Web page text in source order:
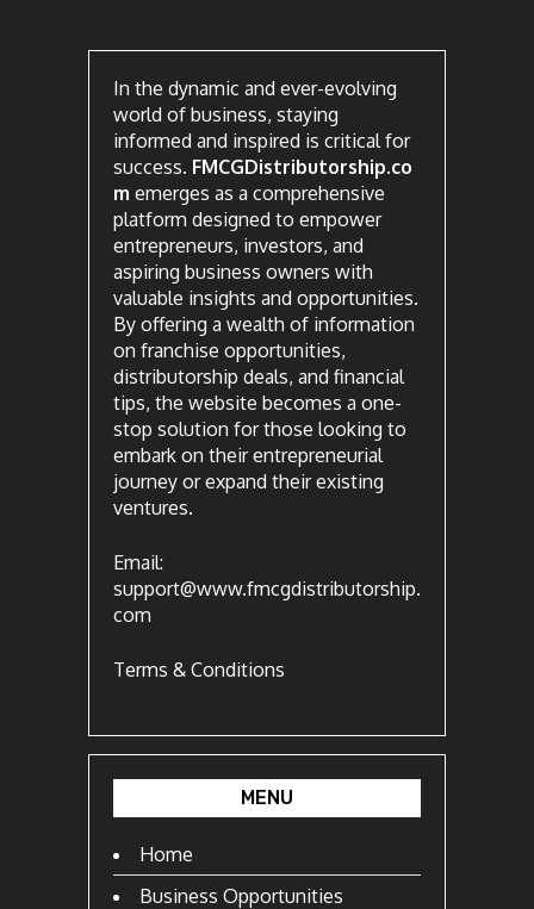
In the dynamic and ever-evolving
world of business, staying
informed and inspired is critical for
success. FMCGDistributorship.co
m emerges as a comprehensive
platform designed to empower
entrepreneurs, investors, and
aspiring business owners with
valuable insights and opportunities.
By offering a wealth of information
on franchise opportunities,
distributorship deals, and financial
tips, the website becomes a one-
stop solution for those looking to
embark on their entrepreneurial
journey or expand their existing
ventures.
Email:
support@www.fmcgdistributorship.
com
Terms & Conditions
MENU
Home
Business Opportunities